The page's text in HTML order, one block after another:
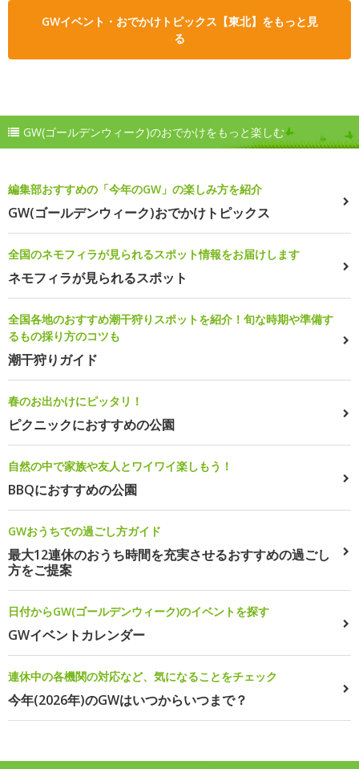
GWイベント・おでかけトピックス【東北】をもっと見
る
GW(ゴールデンウィーク)のおでかけをもっと楽しむ
編集部おすすめの「今年のGW」の楽しみ方を紹介
GW(ゴールデンウィーク)おでかけトピックス
全国のネモフィラが見られるスポット情報をお届けします
ネモフィラが見られるスポット
全国各地のおすすめ潮干狩りスポットを紹介！旬な時期や準備す
るもの採り方のコツも
潮干狩りガイド
春のお出かけにピッタリ！
ピクニックにおすすめの公園
自然の中で家族や友人とワイワイ楽しもう！
BBQにおすすめの公園
GWおうちでの過ごし方ガイド
最大12連休のおうち時間を充実させるおすすめの過ごし
方をご提案
日付からGW(ゴールデンウィーク)のイベントを探す
GWイベントカレンダー
連休中の各機関の対応など、気になることをチェック
今年(2026年)のGWはいつからいつまで？